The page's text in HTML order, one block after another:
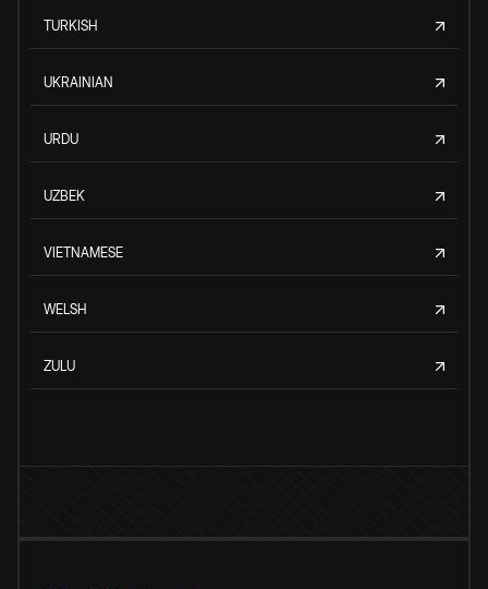
TURKISH
UKRAINIAN
URDU
UZBEK
VIETNAMESE
WELSH
ZULU